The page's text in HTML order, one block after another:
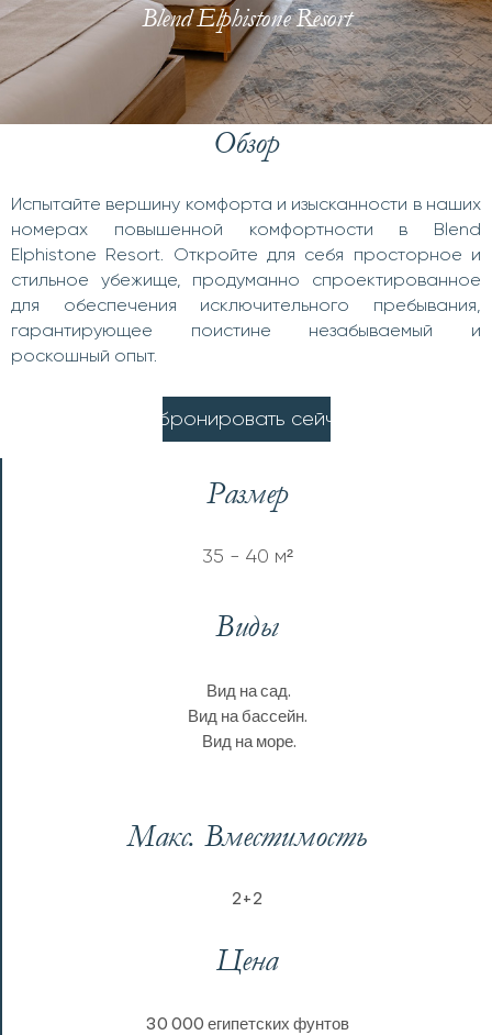
Blend Elphistone Resort
Обзор
Испытайте вершину комфорта и изысканности в наших
номерах повышенной комфортности в Blend
Elphistone Resort. Откройте для себя просторное и
стильное убежище, продуманно спроектированное
для обеспечения исключительного пребывания,
гарантирующее поистине незабываемый и
роскошный опыт.
бронировать сейч
Размер
35 - 40 м²
Виды
Вид на сад.
Вид на бассейн.
Вид на море.
Макс. Вместимость
2+2
Цена
30 000 египетских фунтов